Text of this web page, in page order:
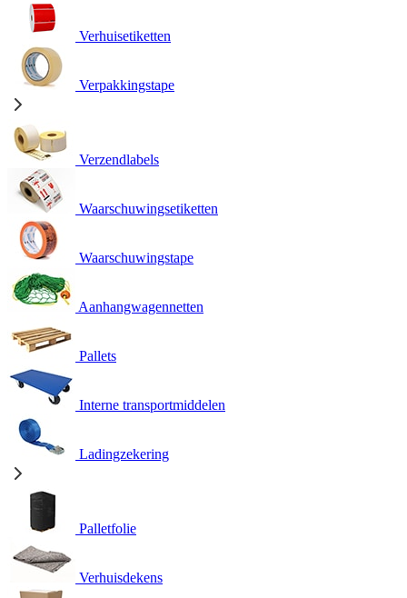
Verhuisetiketten
Verpakkingstape
Verzendlabels
Waarschuwingsetiketten
Waarschuwingstape
Aanhangwagennetten
Pallets
Interne transportmiddelen
Ladingzekering
Palletfolie
Verhuisdekens